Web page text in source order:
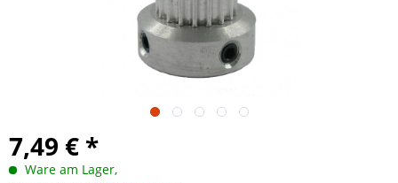
7,49 € *
Ware am Lager,